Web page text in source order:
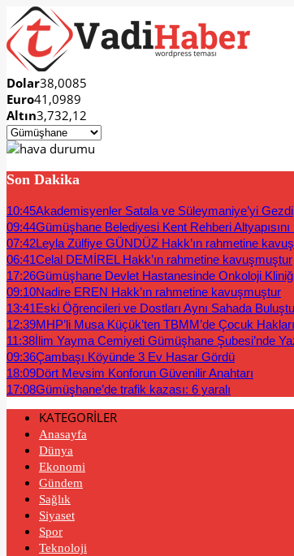
Dolar38,0085
Euro41,0989
Altın3,732,12
Son Dakika
10:45Akademisyenler Satala ve Süleymaniye’yi Gezdi
09:44Gümüşhane Belediyesi Kent Rehberi
07:42Leyla Zülfiye GÜNDÜZ Hakk’ın rahmetine
06:41Celal DEMİREL Hakk’ın rahmetine kavuşmuştur
17:26Gümüşhane Devlet Hastanesinde Onkoloji
09:10Nadire EREN Hakk’ın rahmetine kavuşmuştur
13:41Eski Öğrencileri ve Dostları Aynı Sahada
12:39MHP’li Musa Küçük’ten TBMM’de Çocuk
11:38İlim Yayma Cemiyeti Gümüşhane Şubesi’nde
09:36Çambaşı Köyünde 3 Ev Hasar Gördü
18:09Dört Mevsim Konforun Güvenilir Anahtarı
17:08Gümüşhane’de trafik kazası: 6 yaralı
KATEGORİLER
Anasayfa
Dünya
Ekonomi
Gündem
Sağlık
Siyaset
Spor
Teknoloji